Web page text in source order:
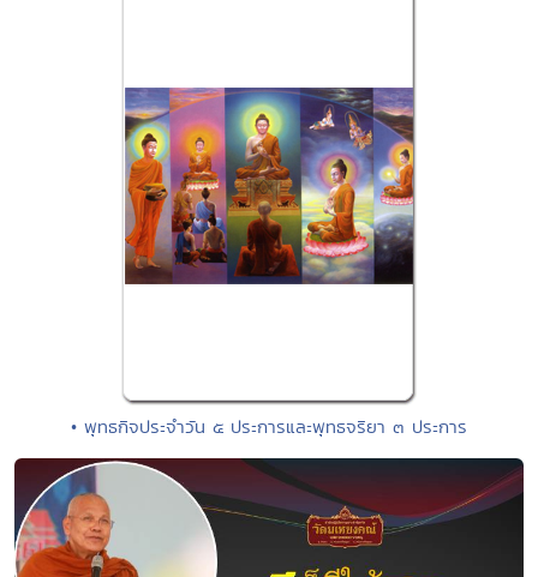
• พุทธกิจประจำวัน ๕ ประการและพุทธจริยา ๓ ประการ